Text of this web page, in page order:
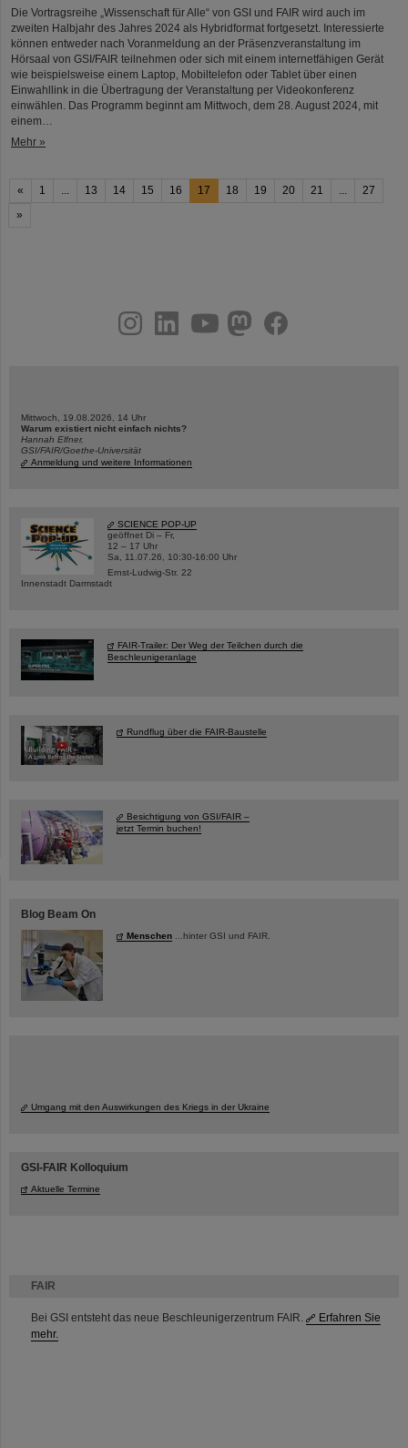
FAIR
Bei GSI entsteht das neue Beschleunigerzentrum FAIR.
Erfahren Sie
mehr.
Die Vortragsreihe „Wissenschaft für Alle“ von GSI und FAIR wird auch im
zweiten Halbjahr des Jahres 2024 als Hybridformat fortgesetzt. Interessierte
können entweder nach Voranmeldung an der Präsenzveranstaltung im
Hörsaal von GSI/FAIR teilnehmen oder sich mit einem internetfähigen Gerät
wie beispielsweise einem Laptop, Mobiltelefon oder Tablet über einen
Einwahllink in die Übertragung der Veranstaltung per Videokonferenz
einwählen. Das Programm beginnt am Mittwoch, dem 28. August 2024, mit
einem…
Mehr »
« 1 13 14 15 16 17 18 19 20 21
27
»
youtubehelmholtz.socialfacebook
Mittwoch, 19.08.2026, 14 Uhr
Warum existiert nicht einfach nichts?
Hannah Elfner,
GSI/FAIR/Goethe-Universität
Anmeldung und weitere Informationen
SCIENCE POP-UP
geöffnet Di – Fr,
12 – 17 Uhr
Sa, 11.07.26, 10:30-16:00 Uhr
Ernst-Ludwig-Str. 22
Innenstadt Darmstadt
FAIR-Trailer: Der Weg der Teilchen durch die
Beschleunigeranlage
Rundflug über die FAIR-Baustelle
Besichtigung von GSI/FAIR –
jetzt Termin buchen!
Blog Beam On
Menschen ...hinter GSI und FAIR.
Umgang mit den Auswirkungen des Kriegs in der Ukraine
GSI-FAIR Kolloquium
Aktuelle Termine